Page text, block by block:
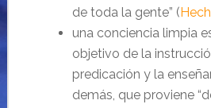
de toda la gente” (
una conciencia limpia
objetivo de la
predicación y la
demás, que proviene